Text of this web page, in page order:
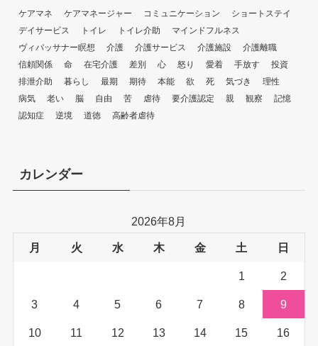
ケアマネ ケアマネージャー コミュニケーション
ショートステイ
デイサービス
トイレ トイレ介助
マインドフルネス
ヴィパッサナー瞑想
介護 介護サービス 介護施設
介護離職
信頼関係
命 在宅介護 差別 心 怒り 愛着 手放す
投資
排泄介助
暮らし 最期 期待 本能 欲 死 気づき
理性
病気
老い 脳 自由 苦 虐待 要介護認定 親 観察
記憶
認知症
逆境 道徳 高齢者虐待
カレンダー
2026年8月
月 火 水 木 金 土 日
1 2
3 4 5 6 7 8 9
10 11 12 13 14 15 16